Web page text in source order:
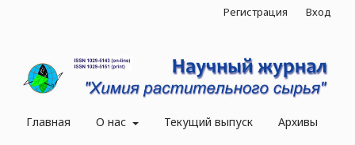
Главная О нас Текущий выпуск Архивы
Регистрация Вход